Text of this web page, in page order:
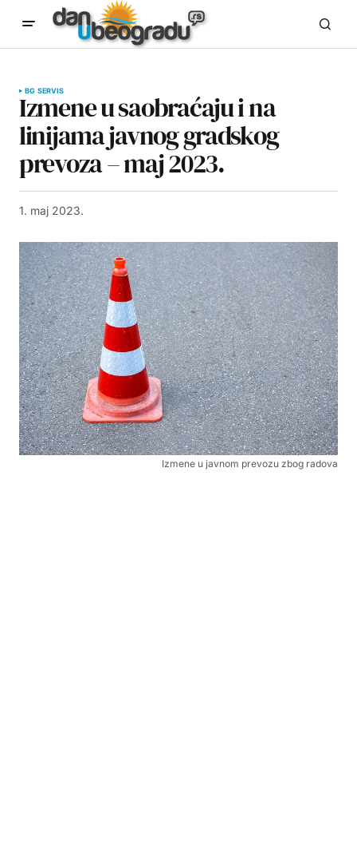
BG SERVIS
Izmene u saobraćaju i na
linijama javnog gradskog
prevoza – maj 2023.
1. maj 2023.
Izmene u javnom prevozu zbog radova